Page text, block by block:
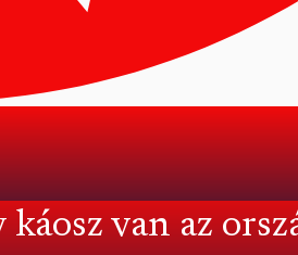
van az